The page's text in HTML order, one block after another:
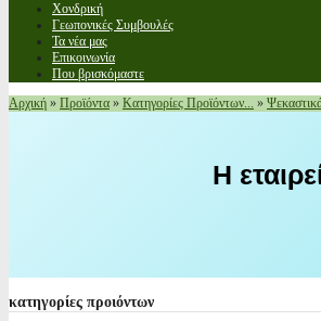
Χονδρική
Γεωπονικές Συμβουλές
Τα νέα μας
Επικοινωνία
Που βρισκόμαστε
Αρχική » Προϊόντα » Κατηγορίες Προϊόντων... »
Η
κατηγορίες προιόντων